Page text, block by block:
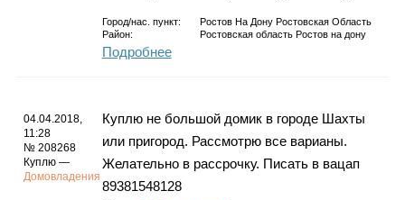
Фотогалерея
Город/нас. пункт:
Ростов На Дону Ростовская Область
Район:
Ростовская область Ростов на дону
Подробнее
04.04.2018,
11:28
№ 208268
Куплю —
Домовладения
Куплю не большой домик в городе Шахты
или пригород. Рассмотрю все варианы.
Желательно в рассрочку. Писать в вацап
89381548128